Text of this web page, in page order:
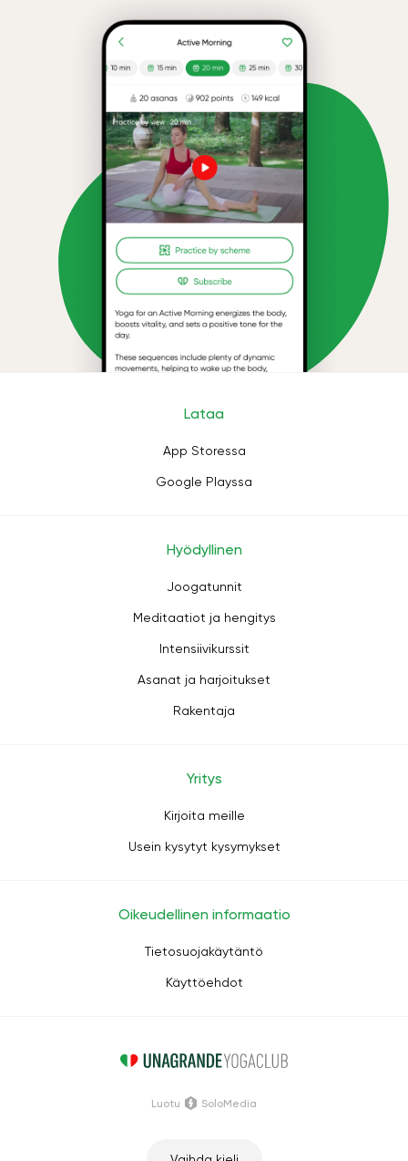
Lataa
App Storessa
Google Playssa
Hyödyllinen
Joogatunnit
Meditaatiot ja hengitys
Intensiivikurssit
Asanat ja harjoitukset
Rakentaja
Yritys
Kirjoita meille
Usein kysytyt kysymykset
Oikeudellinen informaatio
Tietosuojakäytäntö
Käyttöehdot
Luotu SoloMedia